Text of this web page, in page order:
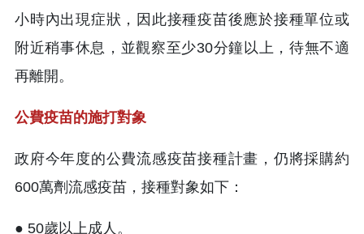
小時內出現症狀，因此接種疫苗後應於接種單位或
附近稍事休息，並觀察至少30分鐘以上，待無不適
再離開。
公費疫苗的施打對象
政府今年度的公費流感疫苗接種計畫，仍將採購約
600萬劑流感疫苗，接種對象如下：
● 50歲以上成人。